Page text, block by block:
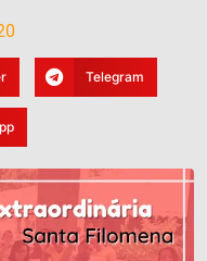
Telegram